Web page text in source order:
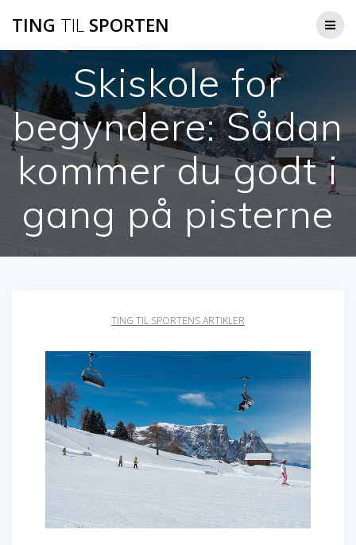
TING TIL SPORTEN
Skiskole for
begyndere: Sådan
kommer du godt i
gang på pisterne
TING TIL SPORTENS ARTIKLER